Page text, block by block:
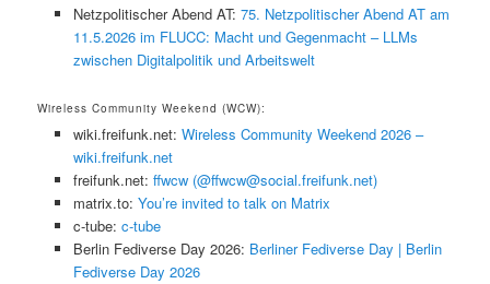
Netzpolitischer Abend AT: 75. Netzpolitischer Abend AT am
11.5.2026 im FLUCC: Macht und Gegenmacht – LLMs
zwischen Digitalpolitik und Arbeitswelt
Wireless Community Weekend (WCW):
wiki.freifunk.net: Wireless Community Weekend 2026 –
wiki.freifunk.net
freifunk.net: ffwcw (@ffwcw@social.freifunk.net)
matrix.to: You’re invited to talk on Matrix
c-tube: c-tube
Berlin Fediverse Day 2026: Berliner Fediverse Day | Berlin
Fediverse Day 2026